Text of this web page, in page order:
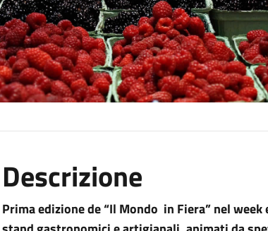
Descrizione
Prima edizione de “Il Mondo in Fiera” nel week